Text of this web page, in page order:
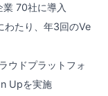
70社に導入
たり、年3回のVe
ドプラットフォ
Upを実施